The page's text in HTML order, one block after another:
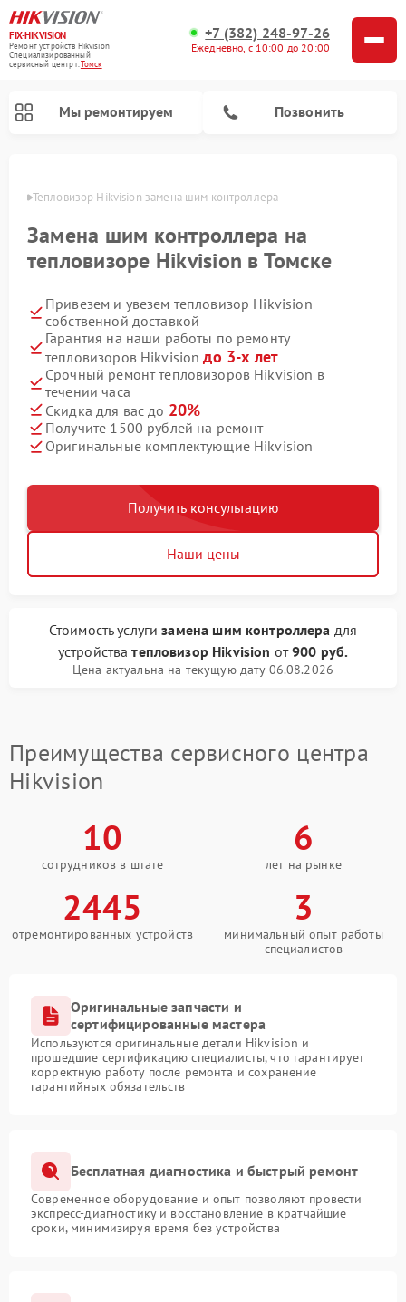
FIX-HIKVISION
Ремонт устройств Hikvision
Специализированный
cервисный центр г.Томск
+7 (382) 248-97-26
Ежедневно, с 10:00 до 20:00
Мы ремонтируем Позвонить
Тепловизор Hikvision замена шим контроллера
Замена шим контроллера на
тепловизоре Hikvision в Томске
Привезем и увезем тепловизор Hikvision
собственной доставкой
Гарантия на наши работы по ремонту
тепловизоров Hikvisionдо 3-х лет
Срочный ремонт тепловизоров Hikvision в
течении часа
Скидка для вас до 20%
Получите 1500 рублей на ремонт
Оригинальные комплектующие Hikvision
Получить консультацию
Наши цены
Стоимость услугизамена шим контроллера для
устройстватепловизор Hikvision от900 руб.
Цена актуальна на текущую дату 06.08.2026
Преимущества сервисного центра
Hikvision
10
сотрудников в штате
6
лет на рынке
2445
отремонтированных устройств
3
минимальный опыт работы
специалистов
Оригинальные запчасти и
сертифицированные мастера
Используются оригинальные детали Hikvision и
прошедшие сертификацию специалисты, что гарантирует
корректную работу после ремонта и сохранение
гарантийных обязательств
Бесплатная диагностика и быстрый ремонт
Современное оборудование и опыт позволяют провести
экспресс-диагностику и восстановление в кратчайшие
сроки, минимизируя время без устройства